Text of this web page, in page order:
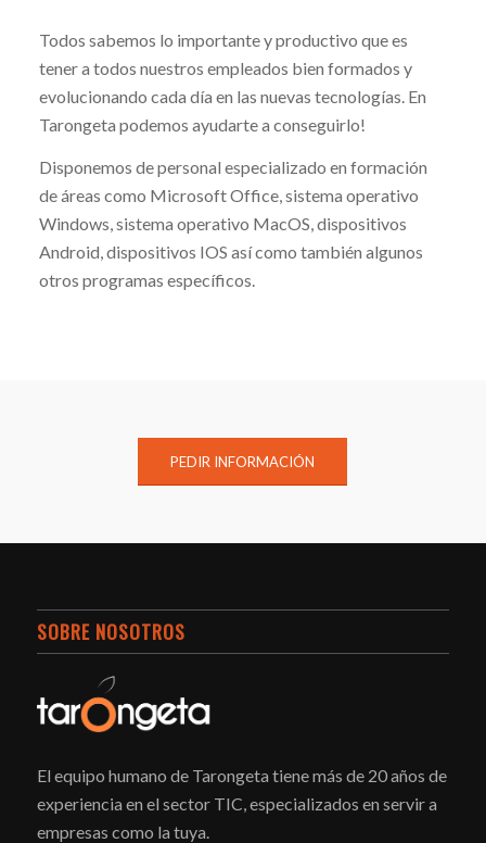
Todos sabemos lo importante y productivo que es
tener a todos nuestros empleados bien formados y
evolucionando cada día en las nuevas tecnologías. En
Tarongeta podemos ayudarte a conseguirlo!
Disponemos de personal especializado en formación
de áreas como Microsoft Office, sistema operativo
Windows, sistema operativo MacOS, dispositivos
Android, dispositivos IOS así como también algunos
otros programas específicos.
PEDIR INFORMACIÓN
SOBRE NOSOTROS
El equipo humano de Tarongeta tiene más de 20 años de
experiencia en el sector TIC, especializados en servir a
empresas como la tuya.